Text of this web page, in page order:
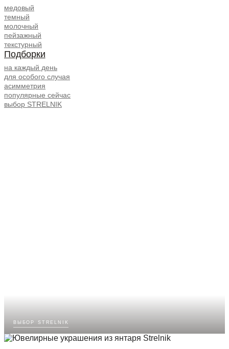
медовый
темный
молочный
пейзажный
текстурный
Подборки
на каждый день
для особого случая
асимметрия
популярные сейчас
выбор STRELNIK
выбор strelnik